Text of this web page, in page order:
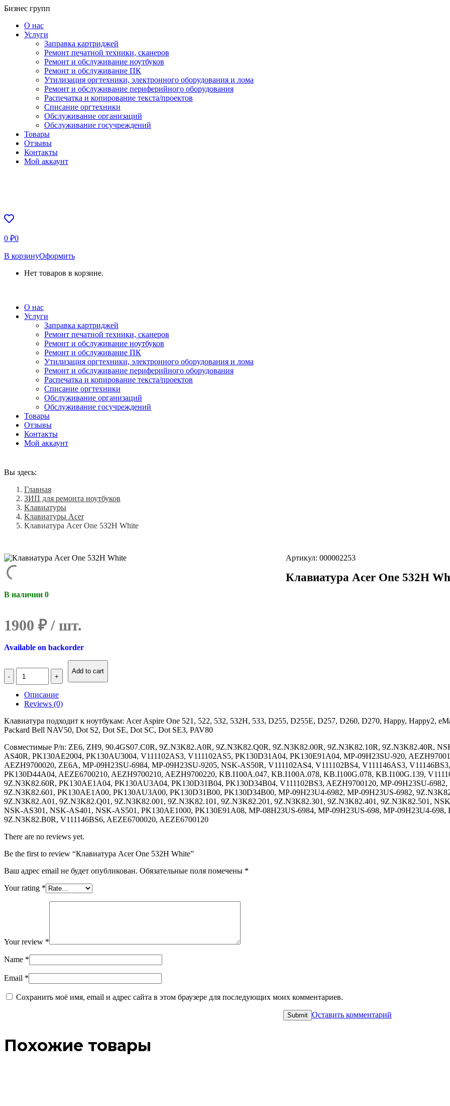
Перейти
содержанию
Бизнес групп
О нас
Услуги
Заправка картриджей
Ремонт печатной техники, сканеров
Ремонт и обслуживание ноутбуков
Ремонт и обслуживание ПК
Утилизация оргтехники, электронного оборудования и лома
Ремонт и обслуживание периферийного оборудования
Распечатка и копирование текста/проектов
Списание оргтехники
Обслуживание организаций
Обслуживание госучреждений
Товары
Отзывы
Контакты
Мой аккаунт
0 ₽0
В корзинуОформить
Нет товаров в корзине.
О нас
Услуги
Заправка картриджей
Ремонт печатной техники, сканеров
Ремонт и обслуживание ноутбуков
Ремонт и обслуживание ПК
Утилизация оргтехники, электронного оборудования и лома
Ремонт и обслуживание периферийного оборудования
Распечатка и копирование текста/проектов
Списание оргтехники
Обслуживание организаций
Обслуживание госучреждений
Товары
Отзывы
Контакты
Мой аккаунт
Вы здесь:
Главная
ЗИП для ремонта ноутбуков
Клавиатуры
Клавиатуры Acer
Клавиатура Acer One 532H White
Артикул: 000002253
Клавиатура Acer One 532H
В наличии 0
1900 ₽
Available on backorder
Количество
Клавиатура
One
532H
White
Add to cart
Описание
Reviews (0)
Клавиатура подходит к ноутбукам: Acer Aspire One 521, 522, 532, 532H, 533, D255, D255E, D257, D260, D270, Happy, Happy2,
Packard Bell NAV50, Dot S2, Dot SE, Dot SC, Dot SE3, PAV80
Совместимые P/n: ZE6, ZH9, 90.4GS07.C0R, 9Z.N3K82.A0R, 9Z.N3K82.Q0R, 9Z.N3K82.00R, 9Z.N3K82.10R, 9Z.N3K82.40R,
AS40R, PK130AE2004, PK130AU3004, V111102AS3, V111102AS5, PK130D31A04, PK130E91A04, MP-09H23SU-920,
AEZH9700020, ZE6A, MP-09H23SU-6984, MP-09H23SU-9205, NSK-AS50R, V111102AS4, V111102BS4, V111146AS3,
PK130D44A04, AEZE6700210, AEZH9700210, AEZH9700220, KB.I100A.047, KB.I100A.078, KB.I100G.078, KB.I100G.139,
9Z.N3K82.60R, PK130AE1A04, PK130AU3A04, PK130D31B04, PK130D34B04, V111102BS3, AEZH9700120, MP-09H23SU-
9Z.N3K82.601, PK130AE1A00, PK130AU3A00, PK130D31B00, PK130D34B00, MP-09H23U4-6982, MP-09H23US-6982,
9Z.N3K82.A01, 9Z.N3K82.Q01, 9Z.N3K82.001, 9Z.N3K82.101, 9Z.N3K82.201, 9Z.N3K82.301, 9Z.N3K82.401, 9Z.N3K82.501,
NSK-AS301, NSK-AS401, NSK-AS501, PK130AE1000, PK130E91A08, MP-08H23US-6984, MP-09H23US-698, MP-09H23U4-
9Z.N3K82.B0R, V111146BS6, AEZE6700020, AEZE6700120
There are no reviews yet.
Be the first to review “Клавиатура Acer One 532H White”
Ваш адрес email не будет опубликован. Обязательные поля помечены *
Your rating *
Your review *
Name *
Email *
Сохранить моё имя, email и адрес сайта в этом браузере для последующих моих комментариев.
Оставить комментарий
Похожие товары